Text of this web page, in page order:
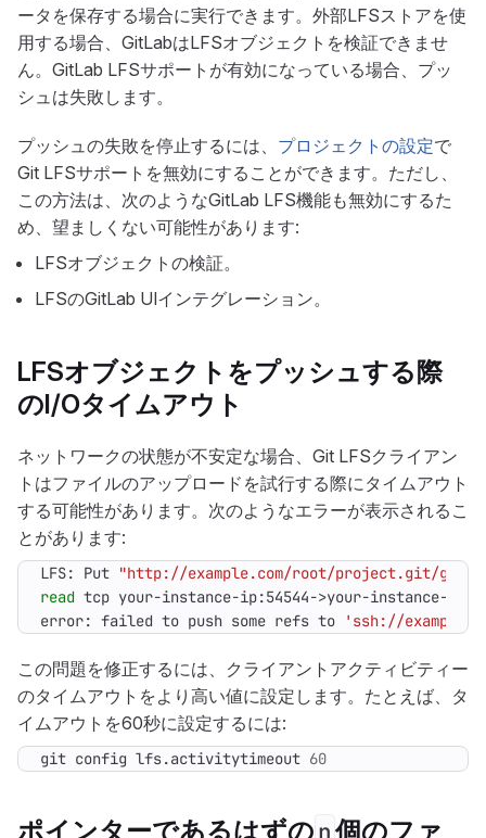
ータを保存する場合に実行できます。外部LFSストアを使
用する場合、GitLabはLFSオブジェクトを検証できませ
ん。GitLab LFSサポートが有効になっている場合、プッ
シュは失敗します。
プッシュの失敗を停止するには、 プロジェクトの設定で
Git LFSサポートを無効にすることができます。ただし、
この方法は、次のようなGitLab LFS機能も無効にするた
め、望ましくない可能性があります:
LFSオブジェクトの検証。
LFSのGitLab UIインテグレーション。
LFSオブジェクトをプッシュする際
のI/Oタイムアウト
ネットワークの状態が不安定な場合、Git LFSクライアン
トはファイルのアップロードを試行する際にタイムアウト
する可能性があります。次のようなエラーが表示されるこ
とがあります:
LFS: Put "http://example.com/root/project.git/
read
error: failed to push some refs to
'ssh://
この問題を修正するには、クライアントアクティビティー
のタイムアウトをより高い値に設定します。たとえば、タ
イムアウトを60秒に設定するには:
git config lfs.activitytimeout 60
ポインターであるはずのn個のファ